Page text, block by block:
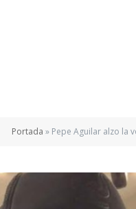
Portada » Pepe Aguilar alzo la